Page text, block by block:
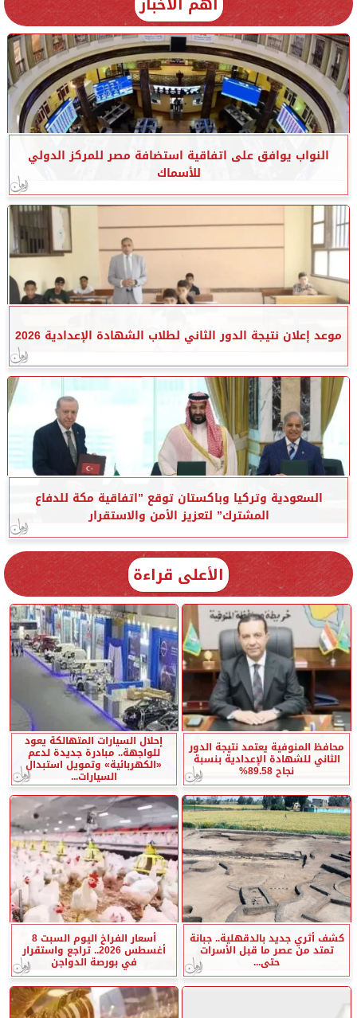
النواب يوافق على اتفاقية استضافة مصر للمركز الدولي
للأسماك
موعد إعلان نتيجة الدور الثاني لطلاب الشهادة الإعدادية 2026
السعودية وتركيا وباكستان توقع ”اتفاقية مكة للدفاع
المشترك” لتعزيز الأمن والاستقرار
الأعلى قراءة
محافظ المنوفية يعتمد نتيجة الدور
الثاني للشهادة الإعدادية بنسبة
نجاح 89.58%
إحلال السيارات المتهالكة يعود
للواجهة.. مبادرة جديدة لدعم
«الكهربائية» وتمويل استبدال
السيارات...
كشف أثري جديد بالدقهلية.. جبانة
تمتد من عصر ما قبل الأسرات
حتى...
أسعار الفراخ اليوم السبت 8
أغسطس 2026.. تراجع واستقرار
في بورصة الدواجن